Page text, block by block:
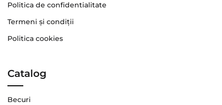
Politica de confidentialitate
Termeni şi condiţii
Politica cookies
Catalog
Becuri